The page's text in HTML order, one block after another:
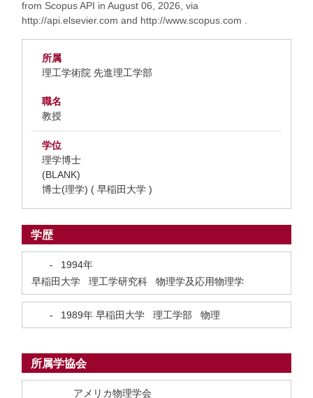
from Scopus API in August 06, 2026, via
http://api.elsevier.com and http://www.scopus.com .
所属
理工学術院 先進理工学部
職名
教授
学位
理学博士
(BLANK)
博士(理学) ( 早稲田大学 )
学歴
-
1994年
早稲田大学 理工学研究科 物理学及応用物理学
- 1989年 早稲田大学 理工学部 物理
所属学協会
アメリカ物理学会